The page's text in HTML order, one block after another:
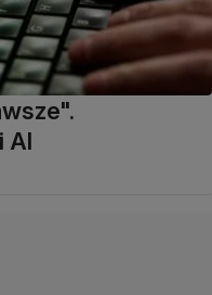
AI